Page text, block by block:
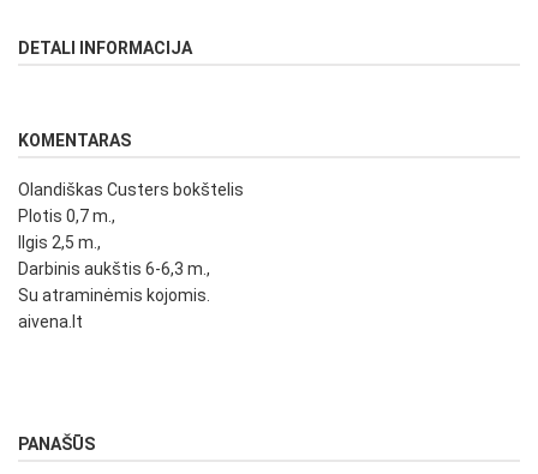
DETALI INFORMACIJA
KOMENTARAS
Olandiškas Custers bokštelis
Plotis 0,7 m.,
Ilgis 2,5 m.,
Darbinis aukštis 6-6,3 m.,
Su atraminėmis kojomis.
aivena.lt
PANAŠŪS